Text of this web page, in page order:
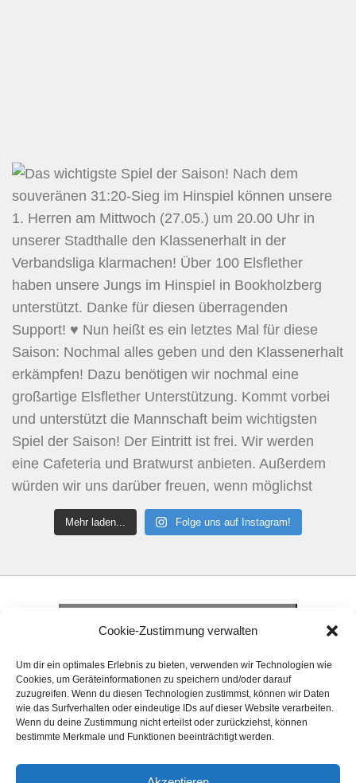
Cookie-Zustimmung verwalten
Um dir ein optimales Erlebnis zu bieten, verwenden wir Technologien wie
Cookies, um Geräteinformationen zu speichern und/oder darauf
zuzugreifen. Wenn du diesen Technologien zustimmst, können wir Daten
wie das Surfverhalten oder eindeutige IDs auf dieser Website verarbeiten.
Wenn du deine Zustimmung nicht erteilst oder zurückziehst, können
bestimmte Merkmale und Funktionen beeinträchtigt werden.
Mehr laden... Folge uns auf Instagram!
Klicke hier, um Marketing-Cookies zu
akzeptieren und diesen Inhalt zu aktivieren